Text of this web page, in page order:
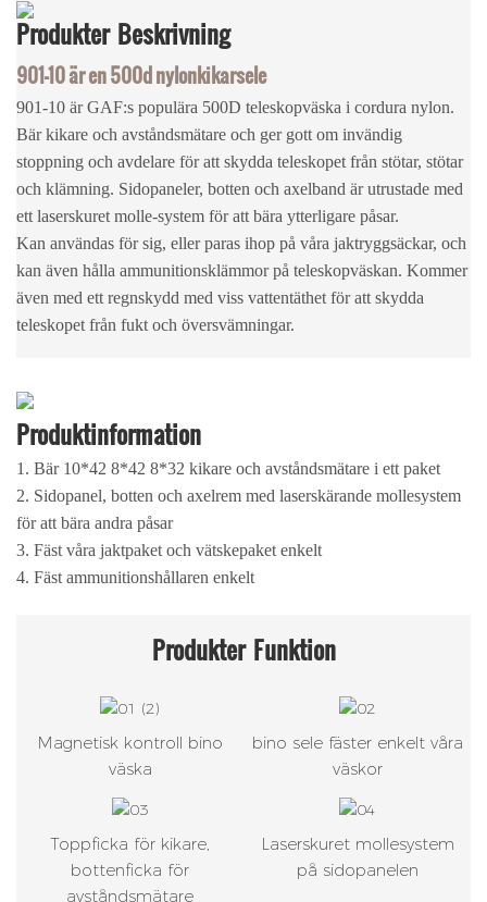
Produkter Beskrivning
901-10 är en 500d nylonkikarsele
901-10 är GAF:s populära 500D teleskopväska i cordura nylon.
Bär kikare och avståndsmätare och ger gott om invändig
stoppning och avdelare för att skydda teleskopet från stötar, stötar
och klämning. Sidopaneler, botten och axelband är utrustade med
ett laserskuret molle-system för att bära ytterligare påsar.
Kan användas för sig, eller paras ihop på våra jaktryggsäckar, och
kan även hålla ammunitionsklämmor på teleskopväskan. Kommer
även med ett regnskydd med viss vattentäthet för att skydda
teleskopet från fukt och översvämningar.
Produktinformation
1. Bär 10*42 8*42 8*32 kikare och avståndsmätare i ett paket
2. Sidopanel, botten och axelrem med laserskärande mollesystem
för att bära andra påsar
3. Fäst våra jaktpaket och vätskepaket enkelt
4. Fäst ammunitionshållaren enkelt
Produkter Funktion
Magnetisk kontroll bino
väska
bino sele fäster enkelt våra
väskor
Toppficka för kikare,
bottenficka för
avståndsmätare
Laserskuret mollesystem
på sidopanelen